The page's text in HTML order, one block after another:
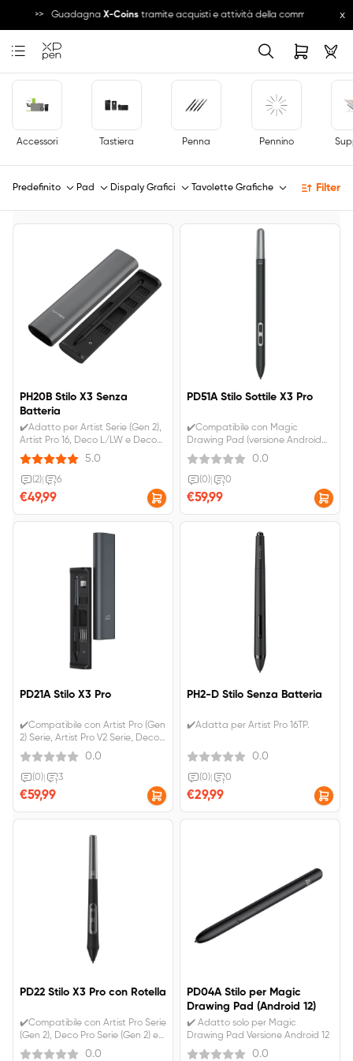
GuadagnaX-Coinstramite acquisti e attività della community e x
Accessori Tastiera Penna Pennino
Predefinito Pad Dispaly Grafici Tavolette Grafiche Filter
PH20B Stilo X3 Senza
Batteria
✔️Adatto per Artist Serie (Gen 2),
Artist Pro 16, Deco L/LW e Deco
M/MW.✔️Utilizza la tecnologia più
recente, più precisa, più sensibile
e più stabile.✔️IVA inclusa.
Spedizione gratuita.
5.0
(2) 6
€49,99
PD51A Stilo Sottile X3 Pro
✔️Compatibile con Magic
Drawing Pad (versione Android
14), Artist Pro 19
(Gen2),&nbsp;Artist Pro 27 (Gen2),
Artist Pro 24 (Gen2).
0.0
(0) 0
€59,99
PD21A Stilo X3 Pro
✔️Compatibile con Artist Pro (Gen
2) Serie, Artist Pro V2 Serie, Deco
Pro (Gen 2) Serie e Artist 22
Plus.✔️Utilizza la tecnologia più
recente, più precisa, più sensibile
e più stabile.✔️IVA inclusa.
Spedizione gratui
0.0
(0) 3
€59,99
PH2-D Stilo Senza Batteria
✔️Adatta per Artist Pro 16TP.
0.0
(0) 0
€29,99
PD22 Stilo X3 Pro con Rotella
✔️Compatibile con Artist Pro Serie
(Gen 2), Deco Pro Serie (Gen 2) e
Artist 22 Plus. ✔️Utilizza la
0.0
PD04A Stilo per Magic
Drawing Pad (Android 12)
✔️ Adatto solo per Magic
Drawing Pad Versione Android 12
0.0